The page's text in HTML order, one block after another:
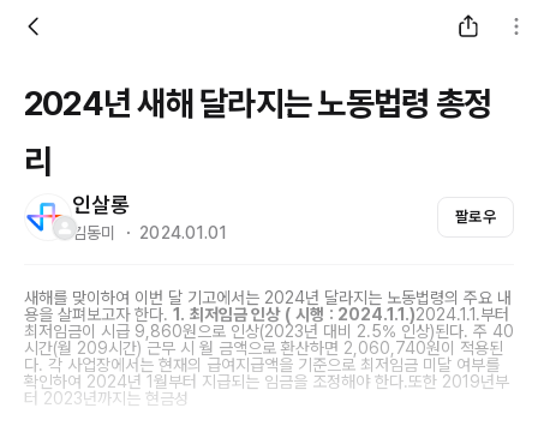
2024년 새해 달라지는 노동법령 총정
리
인살롱
김동미 ・ 2024.01.01
팔로우
새해를 맞이하여 이번 달 기고에서는 2024년 달라지는 노동법령의 주요 내
용을 살펴보고자 한다. 1. 최저임금 인상 ( 시행 : 2024.1.1.)2024.1.1.부터
최저임금이 시급 9,860원으로 인상(2023년 대비 2.5% 인상)된다. 주 40
시간(월 209시간) 근무 시 월 금액으로 환산하면 2,060,740원이 적용된
다. 각 사업장에서는 현재의 급여지급액을 기준으로 최저임금 미달 여부를
확인하여 2024년 1월부터 지급되는 임금을 조정해야 한다.또한 2019년부
터 2023년까지는 현금성